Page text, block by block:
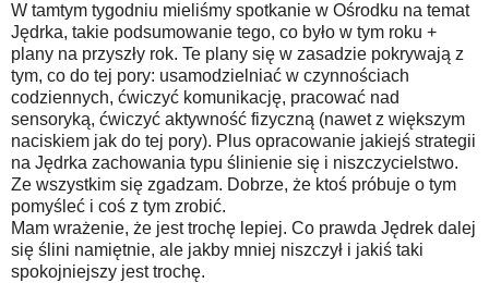
W tamtym tygodniu mieliśmy spotkanie w Ośrodku na temat
Jędrka, takie podsumowanie tego, co było w tym roku +
plany na przyszły rok. Te plany się w zasadzie pokrywają z
tym, co do tej pory: usamodzielniać w czynnościach
codziennych, ćwiczyć komunikację, pracować nad
sensoryką, ćwiczyć aktywność fizyczną (nawet z większym
naciskiem jak do tej pory). Plus opracowanie jakiejś strategii
na Jędrka zachowania typu ślinienie się i niszczycielstwo.
Ze wszystkim się zgadzam. Dobrze, że ktoś próbuje o tym
pomyśleć i coś z tym zrobić.
Mam wrażenie, że jest trochę lepiej. Co prawda Jędrek dalej
się ślini namiętnie, ale jakby mniej niszczył i jakiś taki
spokojniejszy jest trochę.